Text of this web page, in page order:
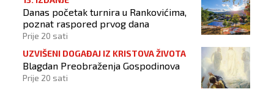
Danas početak turnira u Rankovićima,
poznat raspored prvog dana
Prije 20 sati
UZVIŠENI DOGAĐAJ IZ KRISTOVA ŽIVOTA
Blagdan Preobraženja Gospodinova
Prije 20 sati